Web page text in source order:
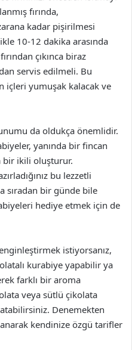
fırında,
kadar pişirilmesi
10-12 dakika arasında
çıkınca biraz
servis edilmeli. Bu
içleri yumuşak kalacak ve
da oldukça önemlidir.
yanında bir fincan
bir ikili oluşturur.
bu lezzetli
sıradan bir günde bile
hediye etmek için de
istiyorsanız,
kurabiye yapabilir ya
farklı bir aroma
veya sütlü çikolata
Denemekten
kendinize özgü tarifler